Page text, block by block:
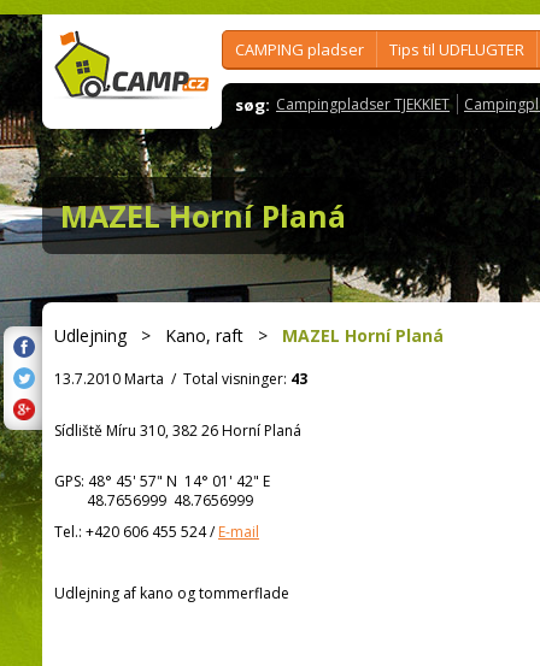
CAMPING pladser Tips til UDFLUGTER
søg: Campingpladser TJEKKIET
MAZEL Horní Planá
Udlejning> Kano, raft > MAZEL Horní Planá
13.7.2010 Marta / Total visninger: 43
Sídliště Míru 310, 382 26 Horní Planá
GPS: 48° 45' 57" N 14° 01' 42" E
48.7656999 48.7656999
Tel.: +420 606 455 524/E-mail
Udlejning af kano og tommerflade